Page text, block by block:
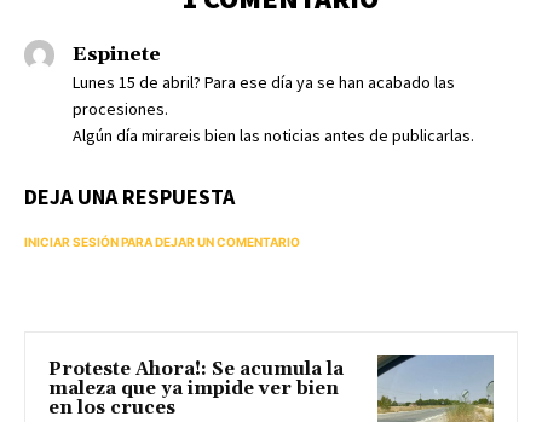
Espinete
Lunes 15 de abril? Para ese día ya se han acabado las
procesiones.
Algún día mirareis bien las noticias antes de publicarlas.
DEJA UNA RESPUESTA
INICIAR SESIÓN PARA DEJAR UN COMENTARIO
Proteste Ahora!: Se acumula la
maleza que ya impide ver bien
en los cruces